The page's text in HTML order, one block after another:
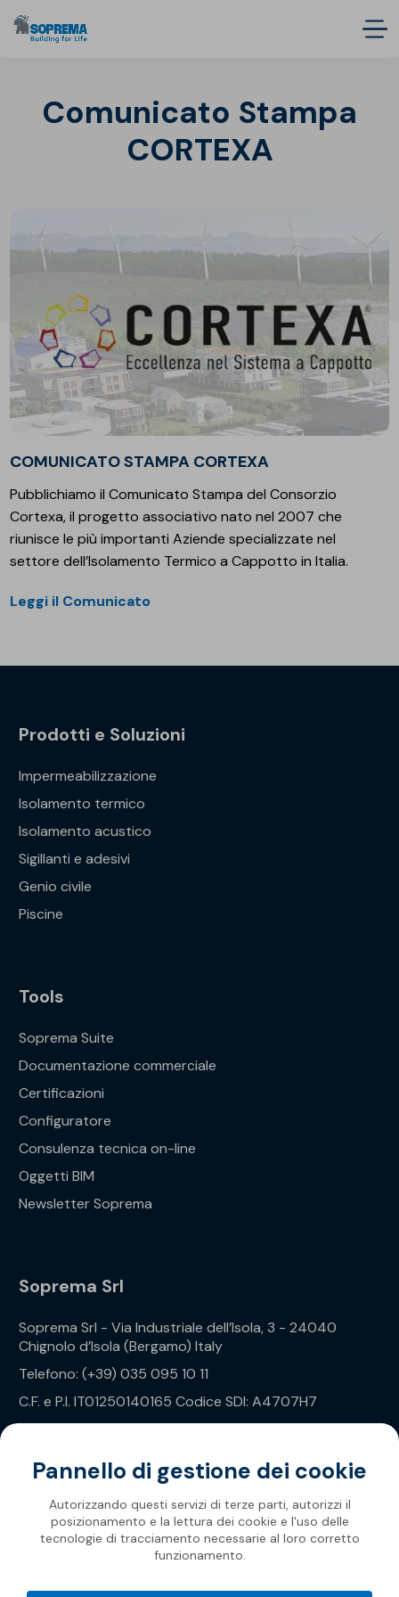
Comunicato Stampa
CORTEXA
COMUNICATO STAMPA CORTEXA
Pubblichiamo il Comunicato Stampa del Consorzio
Cortexa, il progetto associativo nato nel 2007 che
riunisce le più importanti Aziende specializzate nel
settore dell’Isolamento Termico a Cappotto in Italia.
Leggi il Comunicato
Prodotti e Soluzioni
Impermeabilizzazione
Isolamento termico
Isolamento acustico
Sigillanti e adesivi
Genio civile
Piscine
Tools
Soprema Suite
Documentazione commerciale
Certificazioni
Configuratore
Consulenza tecnica on-line
Oggetti BIM
Newsletter Soprema
Soprema Srl
Soprema Srl - Via Industriale dell’Isola, 3 - 24040
Chignolo d’Isola (Bergamo) Italy
Telefono: (+39) 035 095 10 11
C.F. e P.I. IT01250140165 Codice SDI: A4707H7
Privacy Policy
Soprema 2026
Pannello di gestione dei cookie
Autorizzando questi servizi di terze parti, autorizzi il
posizionamento e la lettura dei cookie e l'uso delle
tecnologie di tracciamento necessarie al loro corretto
funzionamento.